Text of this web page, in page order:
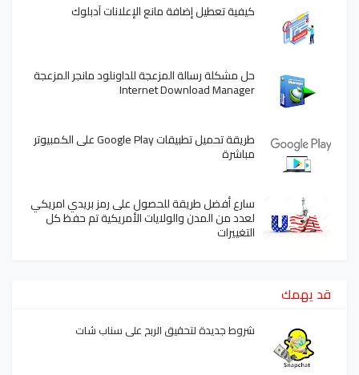
كيفية تعطيل إضافة مانع الإعلانات آدبلوك
حل مشكلة رسالة المزعجة للداونلود مانجر المزعجة
Internet Download Manager
طريقة تحميل تطبيقات Google Play على الكمبيوتر
مباشرة
سارع أفضل طريقة للحصول على رمز بريدي امريكي
لعدد من المدن والولايات الأمريكية تم حفظ كل
التغييرات
قد يهمك
شروط جديدة لتحقيق الربح على سناب شات